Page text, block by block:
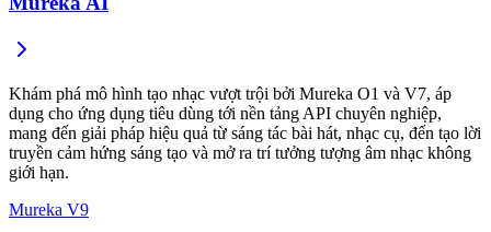
Khám phá mô hình tạo nhạc vượt trội bởi Mureka O1 và V7, áp
dụng cho ứng dụng tiêu dùng tới nền tảng API chuyên nghiệp,
mang đến giải pháp hiệu quả từ sáng tác bài hát, nhạc cụ, đến tạo lời
truyền cảm hứng sáng tạo và mở ra trí tưởng tượng âm nhạc không
giới hạn.
Mureka V9